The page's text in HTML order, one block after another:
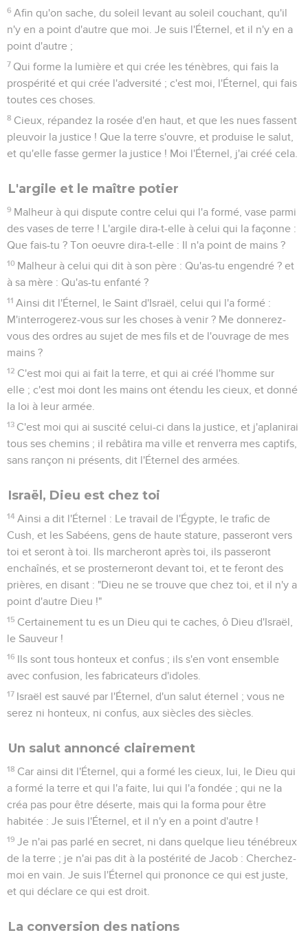
6 Afin qu'on sache, du soleil levant au soleil couchant, qu'il
n'y en a point d'autre que moi. Je suis l'Éternel, et il n'y en a
point d'autre ;
7 Qui forme la lumière et qui crée les ténèbres, qui fais la
prospérité et qui crée l'adversité ; c'est moi, l'Éternel, qui fais
toutes ces choses.
8 Cieux, répandez la rosée d'en haut, et que les nues fassent
pleuvoir la justice ! Que la terre s'ouvre, et produise le salut,
et qu'elle fasse germer la justice ! Moi l'Éternel, j'ai créé cela.
L'argile et le maître potier
9 Malheur à qui dispute contre celui qui l'a formé, vase parmi
des vases de terre ! L'argile dira-t-elle à celui qui la façonne :
Que fais-tu ? Ton oeuvre dira-t-elle : Il n'a point de mains ?
10 Malheur à celui qui dit à son père : Qu'as-tu engendré ? et
à sa mère : Qu'as-tu enfanté ?
11 Ainsi dit l'Éternel, le Saint d'Israël, celui qui l'a formé :
M'interrogerez-vous sur les choses à venir ? Me donnerez-
vous des ordres au sujet de mes fils et de l'ouvrage de mes
mains ?
12 C'est moi qui ai fait la terre, et qui ai créé l'homme sur
elle ; c'est moi dont les mains ont étendu les cieux, et donné
la loi à leur armée.
13 C'est moi qui ai suscité celui-ci dans la justice, et j'aplanirai
tous ses chemins ; il rebâtira ma ville et renverra mes captifs,
sans rançon ni présents, dit l'Éternel des armées.
Israël, Dieu est chez toi
14 Ainsi a dit l'Éternel : Le travail de l'Égypte, le trafic de
Cush, et les Sabéens, gens de haute stature, passeront vers
toi et seront à toi. Ils marcheront après toi, ils passeront
enchaînés, et se prosterneront devant toi, et te feront des
prières, en disant : "Dieu ne se trouve que chez toi, et il n'y a
point d'autre Dieu !"
15 Certainement tu es un Dieu qui te caches, ô Dieu d'Israël,
le Sauveur !
16 Ils sont tous honteux et confus ; ils s'en vont ensemble
avec confusion, les fabricateurs d'idoles.
17 Israël est sauvé par l'Éternel, d'un salut éternel ; vous ne
serez ni honteux, ni confus, aux siècles des siècles.
Un salut annoncé clairement
18 Car ainsi dit l'Éternel, qui a formé les cieux, lui, le Dieu qui
a formé la terre et qui l'a faite, lui qui l'a fondée ; qui ne la
créa pas pour être déserte, mais qui la forma pour être
habitée : Je suis l'Éternel, et il n'y en a point d'autre !
19 Je n'ai pas parlé en secret, ni dans quelque lieu ténébreux
de la terre ; je n'ai pas dit à la postérité de Jacob : Cherchez-
moi en vain. Je suis l'Éternel qui prononce ce qui est juste,
et qui déclare ce qui est droit.
La conversion des nations